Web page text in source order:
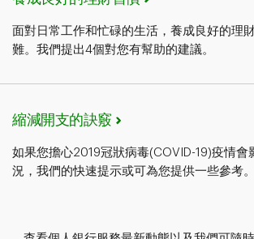
面對日常工作和忙碌的生活，養成良好的理
難。我們提出4個對您有幫助的建議。
縮減開支的訣竅
如果您擔心2019冠狀病毒(COVID-19)疫情會
況，我們的快速提示或可為您提供一些參考。